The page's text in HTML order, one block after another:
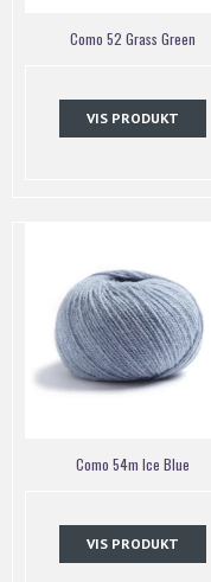
Como 52 Grass Green
VIS PRODUKT
Como 54m Ice Blue
VIS PRODUKT